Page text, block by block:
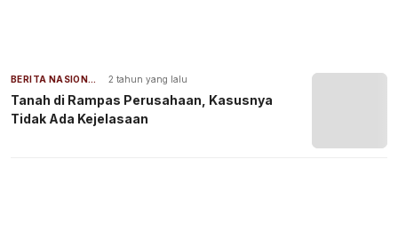
BERITA NASIONAL 2 tahun yang lalu
Tanah di Rampas Perusahaan, Kasusnya
Tidak Ada Kejelasaan